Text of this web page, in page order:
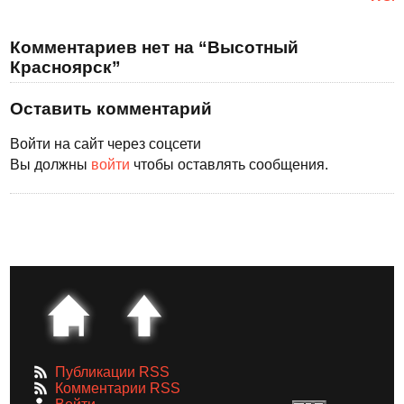
Комментариев нет на “Высотный
Красноярск”
Оставить комментарий
Войти на сайт через соцсети
Вы должны войти чтобы оставлять сообщения.
Публикации RSS
Комментарии RSS